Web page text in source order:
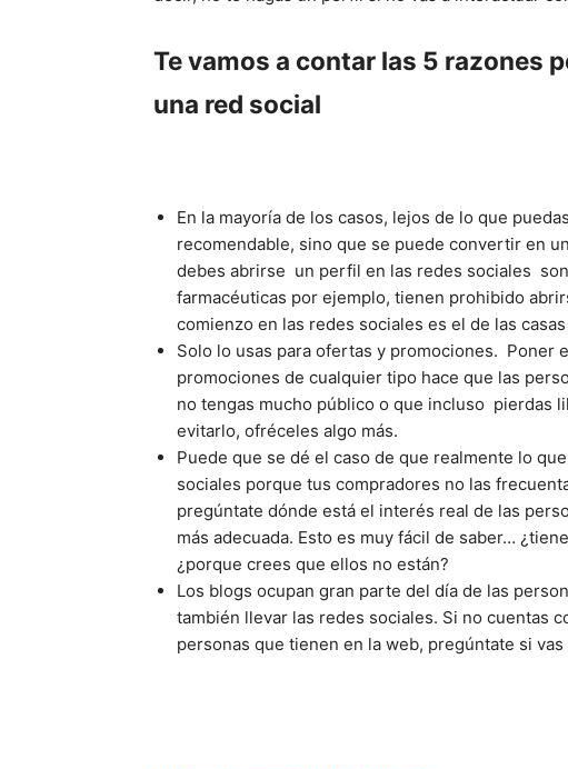
Te vamos a contar las 5 razones
una red social
En la mayoría de los casos, lejos de lo que
recomendable, sino que se puede convertir en
debes abrirse un perfil en las redes sociales
farmacéuticas por ejemplo, tienen prohibido
comienzo en las redes sociales es el de las
Solo lo usas para ofertas y promociones. Poner
promociones de cualquier tipo hace que las
no tengas mucho público o que incluso pierdas
evitarlo, ofréceles algo más.
Puede que se dé el caso de que realmente lo
sociales porque tus compradores no las
pregúntate dónde está el interés real de las
más adecuada. Esto es muy fácil de saber…
¿porque crees que ellos no están?
Los blogs ocupan gran parte del día de las
también llevar las redes sociales. Si no cuentas
personas que tienen en la web, pregúntate si